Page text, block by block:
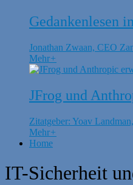
Gedankenlesen
Jonathan Zwaan, CEO
Mehr+
JFrog und
Zitatgeber: Yoav
Mehr+
Home
IT-Sicherheit